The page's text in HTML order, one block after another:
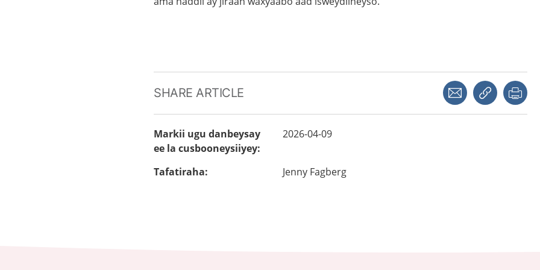
SHARE ARTICLE Share with a friend
Copy link
Markii ugu danbeysay
ee la cusbooneysiiyey:
2026-04-09
Tafatiraha: Jenny Fagberg